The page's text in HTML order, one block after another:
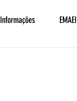
Informações EMAEI